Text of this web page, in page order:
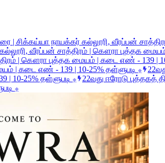
| சிக்கய்யா நாயக்கர் கல்லூரி, வீரப்பன்
வீரப்பன் சாத்திரம் | கௌரா புத்தக
| கௌரா புத்தக மையம் | கடை எண் - 139 |
| கடை எண் - 139 | 10-25% தள்ளுபடி ◆
10-25% தள்ளுபடி ◆
22வது ஈரோடு புத்தகத்
◆